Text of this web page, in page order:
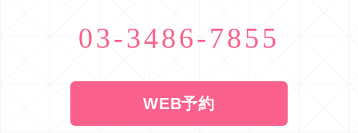
03-3486-7855
WEB予約